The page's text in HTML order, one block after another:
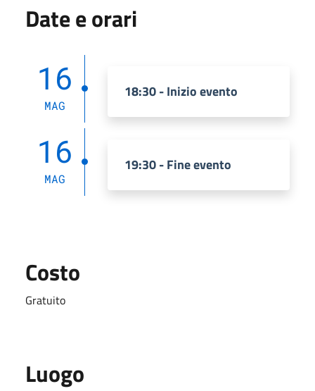
Date e orari
16
MAG
18:30 - Inizio evento
16
MAG
19:30 - Fine evento
Costo
Gratuito
Luogo